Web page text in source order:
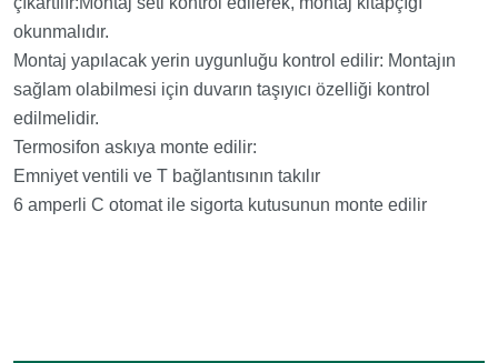
okunmalıdır.
Montaj yapılacak yerin uygunluğu kontrol edilir: Montajın
sağlam olabilmesi için duvarın taşıyıcı özelliği kontrol
edilmelidir.
Termosifon askıya monte edilir:
Emniyet ventili ve T bağlantısının takılır
6 amperli C otomat ile sigorta kutusunun monte edilir